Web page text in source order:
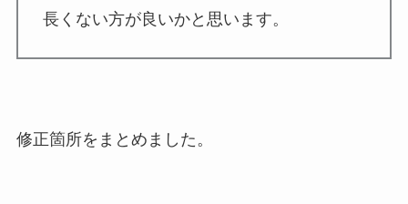
長くない方が良いかと思います。
修正箇所をまとめました。